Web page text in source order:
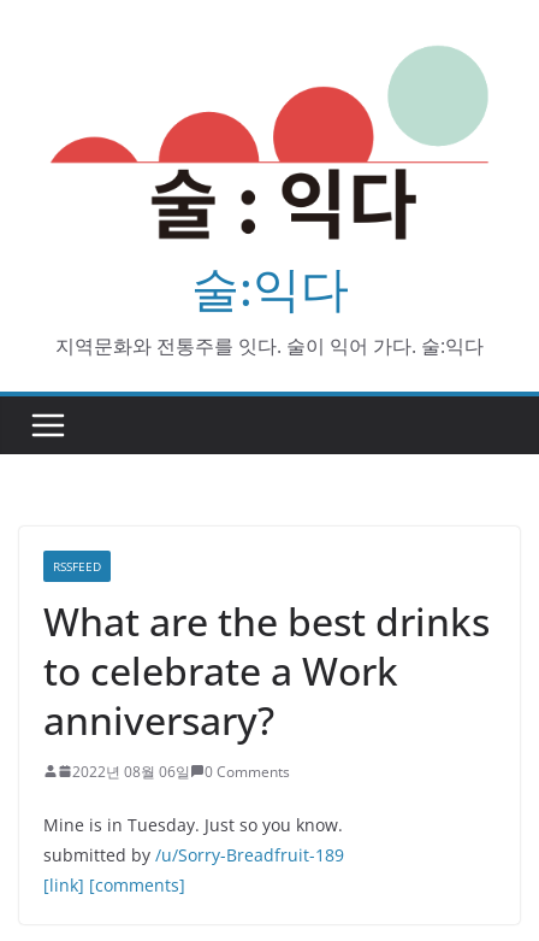
술:익다
지역문화와 전통주를 잇다. 술이 익어 가다. 술:익다
RSSFEED
What are the best drinks
to celebrate a Work
anniversary?
2022년 08월 06일 0 Comments
Mine is in Tuesday. Just so you know.
submitted by /u/Sorry-Breadfruit-189
[link] [comments]